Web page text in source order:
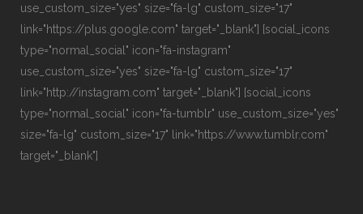
use_custom_size="yes" size="fa-lg" custom_size="17"
link="https://plus.google.com" target="_blank"] [social_icons
type="normal_social" icon="fa-instagram"
use_custom_size="yes" size="fa-lg" custom_size="17"
link="http://instagram.com" target="_blank"] [social_icons
type="normal_social" icon="fa-tumblr" use_custom_size="yes"
size="fa-lg" custom_size="17" link="https://www.tumblr.com"
target="_blank"]